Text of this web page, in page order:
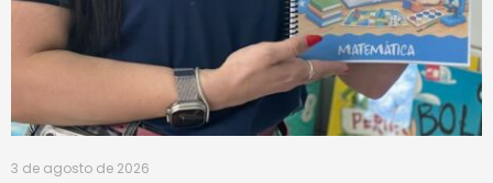
3 de agosto de 2026